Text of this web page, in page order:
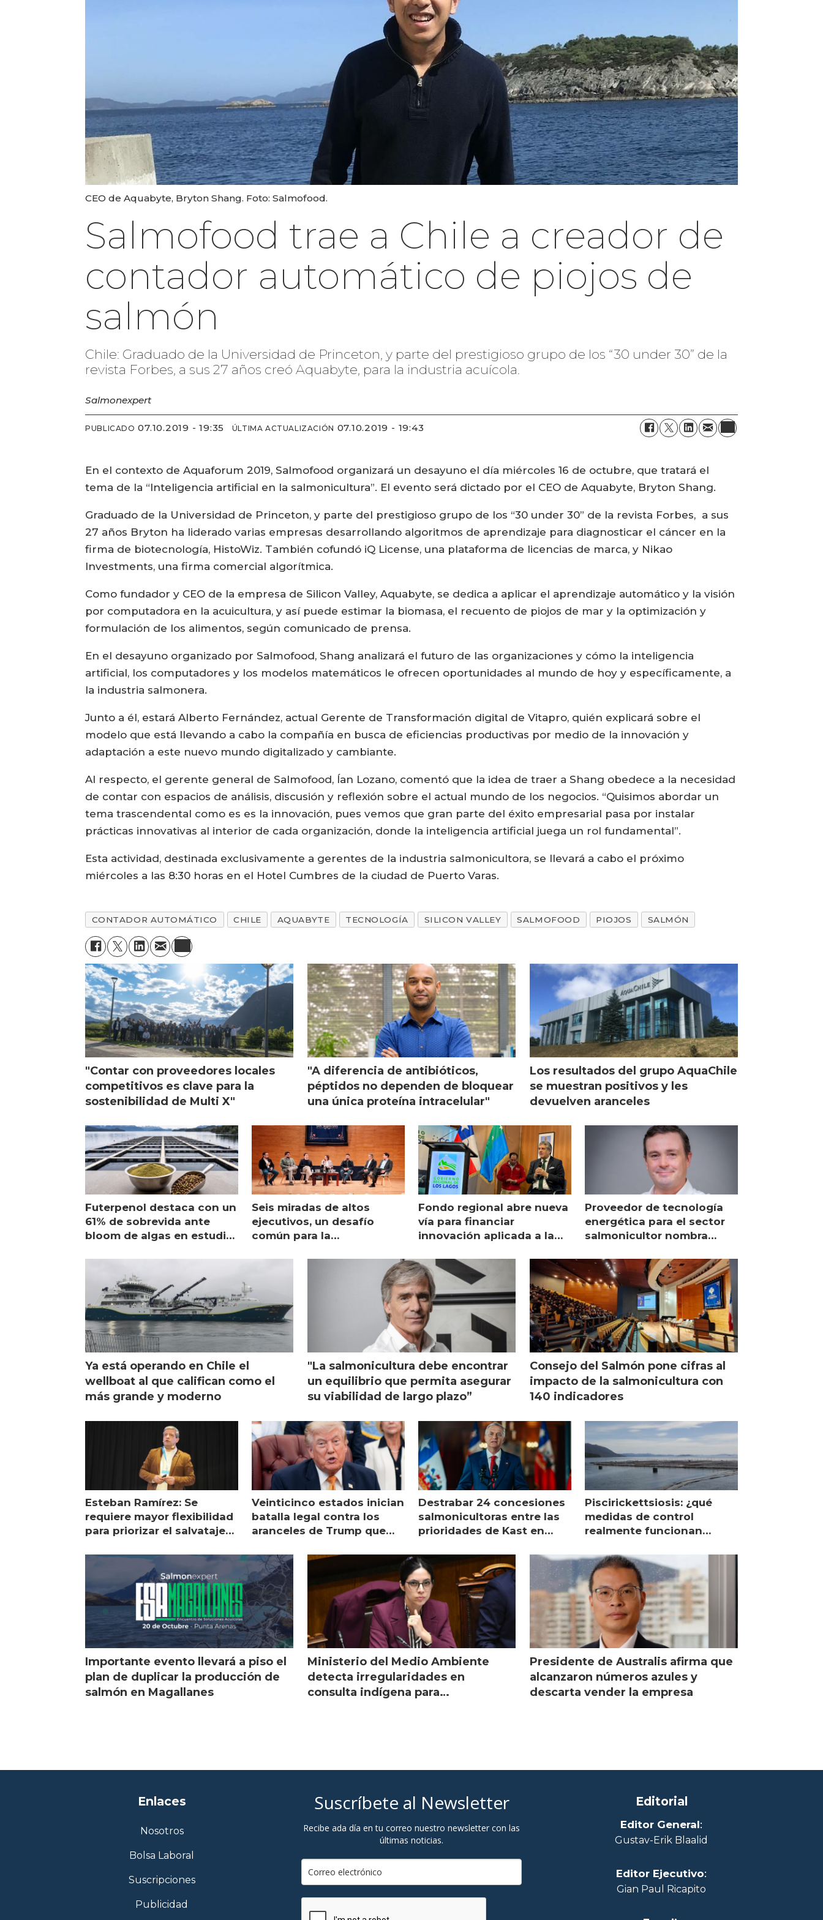
CEO de Aquabyte, Bryton Shang. Foto: Salmofood.
Salmofood trae a Chile a creador de
contador automático de piojos de
salmón
Chile: Graduado de la Universidad de Princeton, y parte del prestigioso grupo de los “30 under 30” de la
revista Forbes, a sus 27 años creó Aquabyte, para la industria acuícola.
Salmonexpert
PUBLICADO 07.10.2019 - 19:35 ÚLTIMA ACTUALIZACIÓN 07.10.2019 - 19:43
En el contexto de Aquaforum 2019, Salmofood organizará un desayuno el día miércoles 16 de octubre, que tratará el
tema de la “Inteligencia artificial en la salmonicultura”. El evento será dictado por el CEO de Aquabyte, Bryton Shang.
Graduado de la Universidad de Princeton, y parte del prestigioso grupo de los “30 under 30” de la revista Forbes, a sus
27 años Bryton ha liderado varias empresas desarrollando algoritmos de aprendizaje para diagnosticar el cáncer en la
firma de biotecnología, HistoWiz. También cofundó iQ License, una plataforma de licencias de marca, y Nikao
Investments, una firma comercial algorítmica.
Como fundador y CEO de la empresa de Silicon Valley, Aquabyte, se dedica a aplicar el aprendizaje automático y la visión
por computadora en la acuicultura, y así puede estimar la biomasa, el recuento de piojos de mar y la optimización y
formulación de los alimentos, según comunicado de prensa.
En el desayuno organizado por Salmofood, Shang analizará el futuro de las organizaciones y cómo la inteligencia
artificial, los computadores y los modelos matemáticos le ofrecen oportunidades al mundo de hoy y específicamente, a
la industria salmonera.
Junto a él, estará Alberto Fernández, actual Gerente de Transformación digital de Vitapro, quién explicará sobre el
modelo que está llevando a cabo la compañía en busca de eficiencias productivas por medio de la innovación y
adaptación a este nuevo mundo digitalizado y cambiante.
Al respecto, el gerente general de Salmofood, Ían Lozano, comentó que la idea de traer a Shang obedece a la necesidad
de contar con espacios de análisis, discusión y reflexión sobre el actual mundo de los negocios. “Quisimos abordar un
tema trascendental como es es la innovación, pues vemos que gran parte del éxito empresarial pasa por instalar
prácticas innovativas al interior de cada organización, donde la inteligencia artificial juega un rol fundamental”.
Esta actividad, destinada exclusivamente a gerentes de la industria salmonicultora, se llevará a cabo el próximo
miércoles a las 8:30 horas en el Hotel Cumbres de la ciudad de Puerto Varas.
CONTADOR AUTOMÁTICO CHILE AQUABYTE TECNOLOGÍA SILICON VALLEY SALMOFOOD PIOJOS SALMÓN
"Contar con proveedores locales
competitivos es clave para la
sostenibilidad de Multi X"
"A diferencia de antibióticos,
péptidos no dependen de bloquear
una única proteína intracelular"
Los resultados del grupo AquaChile
se muestran positivos y les
devuelven aranceles
Futerpenol destaca con un
61% de sobrevida ante
bloom de algas en estudio
Seis miradas de altos
ejecutivos, un desafío
común para la
Fondo regional abre nueva
vía para financiar
innovación aplicada a la
Proveedor de tecnología
energética para el sector
salmonicultor nombra
Ya está operando en Chile el
wellboat al que califican como el
más grande y moderno
"La salmonicultura debe encontrar
un equilibrio que permita asegurar
su viabilidad de largo plazo”
Consejo del Salmón pone cifras al
impacto de la salmonicultura con
140 indicadores
Esteban Ramírez: Se
requiere mayor flexibilidad
para priorizar el salvataje
Veinticinco estados inician
batalla legal contra los
aranceles de Trump que
Destrabar 24 concesiones
salmonicultoras entre las
prioridades de Kast en
Piscirickettsiosis: ¿qué
medidas de control
realmente funcionan
Importante evento llevará a piso el
plan de duplicar la producción de
salmón en Magallanes
Ministerio del Medio Ambiente
detecta irregularidades en
consulta indígena para
Presidente de Australis afirma que
alcanzaron números azules y
descarta vender la empresa
Enlaces
Nosotros
Bolsa Laboral
Suscripciones
Publicidad
Suscríbete al Newsletter
Recibe ada día en tu correo nuestro newsletter con las
últimas noticias.
Editorial
Editor General:
Gustav-Erik Blaalid
Editor Ejecutivo:
Gian Paul Ricapito